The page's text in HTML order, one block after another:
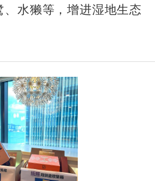
水獭等，增进湿地生态